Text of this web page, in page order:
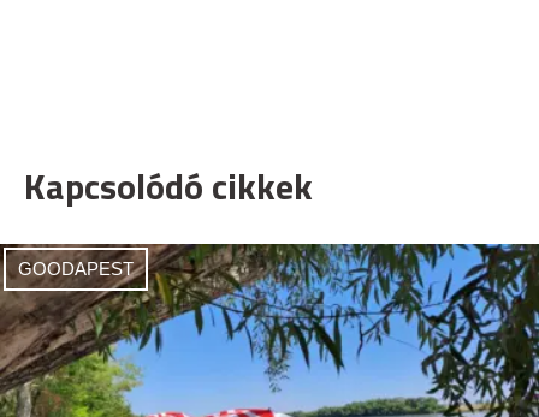
Kapcsolódó cikkek
GOODAPEST